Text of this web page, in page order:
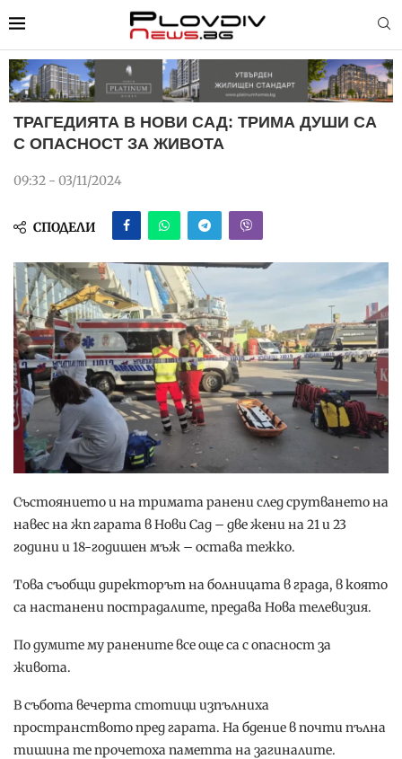
ТРАГЕДИЯТА В НОВИ САД: ТРИМА ДУШИ СА
С ОПАСНОСТ ЗА ЖИВОТА
09:32 - 03/11/2024
СПОДЕЛИ
Състоянието и на тримата ранени след срутването на
навес на жп гарата в Нови Сад – две жени на 21 и 23
години и 18-годишен мъж – остава тежко.
Това съобщи директорът на болницата в града, в която
са настанени пострадалите, предава Нова телевизия.
По думите му ранените все още са с опасност за
живота.
В събота вечерта стотици изпълниха
пространството пред гарата. На бдение в почти пълна
тишина те прочетоха паметта на загиналите.